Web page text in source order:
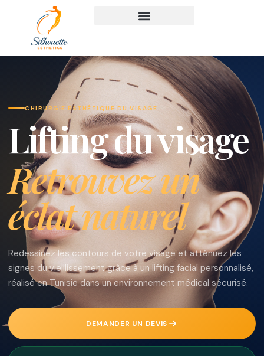
CHIRURGIE ESTHÉTIQUE DU VISAGE
Lifting du visage
Retrouvez un
éclat naturel
Redessinez les contours de votre visage et atténuez les
signes du vieillissement grâce à un lifting facial personnalisé,
réalisé en Tunisie dans un environnement médical sécurisé.
DEMANDER UN DEVIS